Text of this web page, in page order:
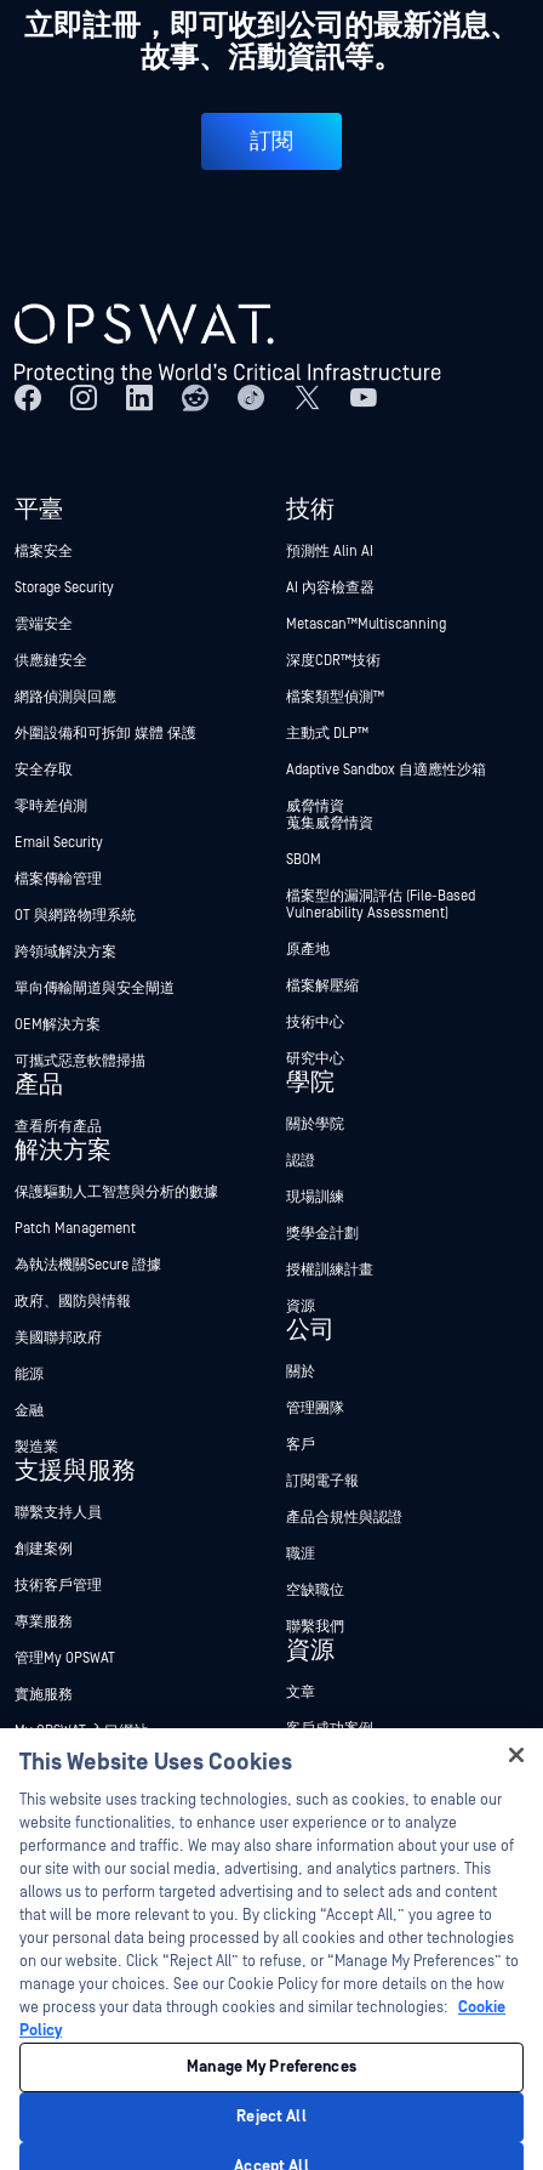
立即註冊，即可收到公司的最新消息、
故事、活動資訊等。
訂閱
平臺
檔案安全
Storage Security
雲端安全
供應鏈安全
網路偵測與回應
外圍設備和可拆卸 媒體 保護
安全存取
零時差偵測
Email Security
檔案傳輸管理
OT 與網路物理系統
跨領域解決方案
單向傳輸閘道與安全閘道
OEM解決方案
可攜式惡意軟體掃描
產品
查看所有產品
解決方案
保護驅動人工智慧與分析的數據
Patch Management
為執法機關Secure 證據
政府、國防與情報
美國聯邦政府
能源
金融
製造業
支援與服務
聯繫支持人員
創建案例
技術客戶管理
專業服務
管理My OPSWAT
實施服務
My OPSWAT 入口網站
技術檔案
訓練
漏洞通報計畫
合作夥伴
認證
技術合作夥伴
管道合作夥伴計劃
技術
預測性 Alin AI
AI 內容檢查器
Metascan™ Multiscanning
深度CDR™技術
檔案類型偵測™
主動式 DLP™
Adaptive Sandbox 自適應性沙箱
威脅情資
蒐集威脅情資
SBOM
檔案型的漏洞評估 (File-Based
Vulnerability Assessment)
原產地
檔案解壓縮
技術中心
研究中心
學院
關於學院
認證
現場訓練
獎學金計劃
授權訓練計畫
資源
公司
關於
管理團隊
客戶
訂閱電子報
產品合規性與認證
職涯
空缺職位
聯繫我們
資源
文章
客戶成功案例
新聞稿
新聞報導
網路研討會
產品型錄
白皮書
免費工具
©2026OPSWAT . 保留所有權利。OPSWAT、MetaDefender、Metascan、
MetaAccess、OPSWAT 、Trust no File. Trust No Device.、OPSWAT 、Protecting the
World's Critical Infrastructure、Deep CDR™ Technology、InQuest、InQuest標誌、
DFI、RetroHunt、Deep File Inspection 及 Join the Hunt 均為OPSWAT 之商標。第三
管理 Cookie 偏好
This Website Uses Cookies
This website uses tracking technologies, such as cookies, to enable our
website functionalities, to enhance user experience or to analyze
performance and traffic. We may also share information about your use of
our site with our social media, advertising, and analytics partners. This
allows us to perform targeted advertising and to select ads and content
that will be more relevant to you. By clicking “Accept All,” you agree to
your personal data being processed by all cookies and other technologies
on our website. Click “Reject All” to refuse, or “Manage My Preferences” to
manage your choices. See our Cookie Policy for more details on the how
we process your data through cookies and similar technologies: Cookie
Policy
Manage My Preferences
Reject All
Hey there!
I'm Ozzy, your OPSWAT virtual assistant.
How can I help you secure what's critical
today?